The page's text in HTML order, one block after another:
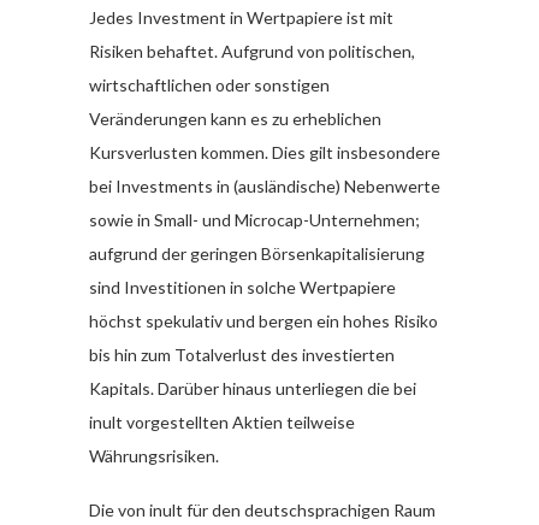
Jedes Investment in Wertpapiere ist mit
Risiken behaftet. Aufgrund von politischen,
wirtschaftlichen oder sonstigen
Veränderungen kann es zu erheblichen
Kursverlusten kommen. Dies gilt insbesondere
bei Investments in (ausländische) Nebenwerte
sowie in Small- und Microcap-Unternehmen;
aufgrund der geringen Börsenkapitalisierung
sind Investitionen in solche Wertpapiere
höchst spekulativ und bergen ein hohes Risiko
bis hin zum Totalverlust des investierten
Kapitals. Darüber hinaus unterliegen die bei
inult vorgestellten Aktien teilweise
Währungsrisiken.
Die von inult für den deutschsprachigen Raum